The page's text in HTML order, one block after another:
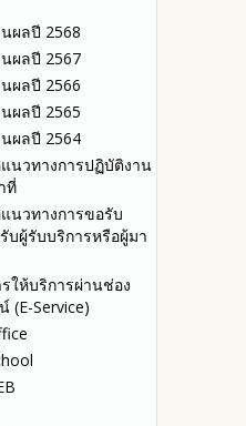
ผลปี 2568
ผลปี 2567
ผลปี 2566
ผลปี 2565
ผลปี 2564
นวทางการปฏิบัติงาน
ที่
นวทางการขอรับ
บผู้รับบริการหรือผู้มา
ให้บริการผ่านช่อง
(E-Service)